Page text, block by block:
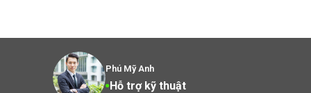
Phú Mỹ Anh
Hỗ trợ kỹ thuật